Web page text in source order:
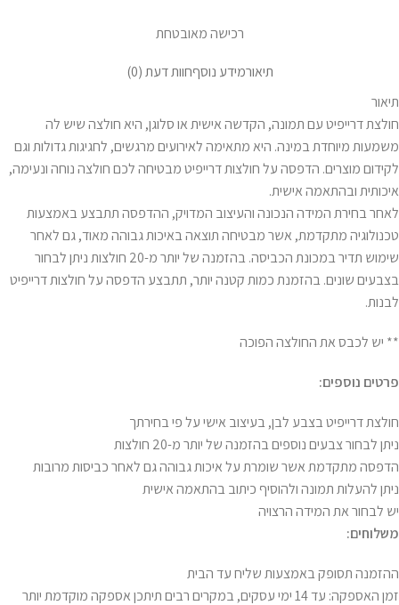
רכישה מאובטחת
תיאורמידע נוסףחוות דעת (0)
תיאור
חולצת דרייפיט עם תמונה, הקדשה אישית או סלוגן, היא חולצה שיש לה
משמעות מיוחדת במינה. היא מתאימה לאירועים מרגשים, לחגיגות גדולות וגם
לקידום מוצרים. הדפסה על חולצות דרייפיט מבטיחה לכם חולצה נוחה ונעימה,
איכותית ובהתאמה אישית.
לאחר בחירת המידה הנכונה והעיצוב המדויק, ההדפסה תתבצע באמצעות
טכנולוגיה מתקדמת, אשר מבטיחה תוצאה באיכות גבוהה מאוד, גם לאחר
שימוש תדיר במכונת הכביסה. בהזמנה של יותר מ-20 חולצות ניתן לבחור
בצבעים שונים. בהזמנת כמות קטנה יותר, תתבצע הדפסה על חולצות דרייפיט
לבנות.
** יש לכבס את החולצה הפוכה
פרטים נוספים:
חולצת דרייפיט בצבע לבן, בעיצוב אישי על פי בחירתך
ניתן לבחור צבעים נוספים בהזמנה של יותר מ-20 חולצות
הדפסה מתקדמת אשר שומרת על איכות גבוהה גם לאחר כביסות מרובות
ניתן להעלות תמונה ולהוסיף כיתוב בהתאמה אישית
יש לבחור את המידה הרצויה
משלוחים:
ההזמנה תסופק באמצעות שליח עד הבית
זמן האספקה: עד 14 ימי עסקים, במקרים רבים תיתכן אספקה מוקדמת יותר